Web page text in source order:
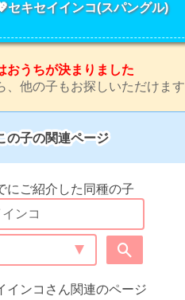
セキセイインコ(スパングル)
おうちが決まりました
、他の子もお探しいただけます
の子の関連ページ
ご紹介した同種の子
ンコさん関連のページ